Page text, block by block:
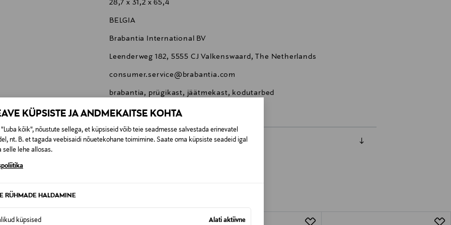
KÜPSISTE JA ANDMEKAITSE KOHTA
kõik", nõustute sellega, et küpsiseid võib teie seadmesse salvestada erinevatel
nt. B. et tagada veebisaidi nõuetekohane toimimine. Saate oma küpsiste seadeid igal
selle lehe allosas.
RÜHMADE HALDAMINE
küpsised Alati aktiivne
28,7 x 31,2 x 65,4
BELGIA
Brabantia International BV
Leenderweg 182, 5555 CJ Valkenswaard, The Netherlands
consumer.service@brabantia.com
brabantia, prügikast, jäätmekast, kodutarbed
KA